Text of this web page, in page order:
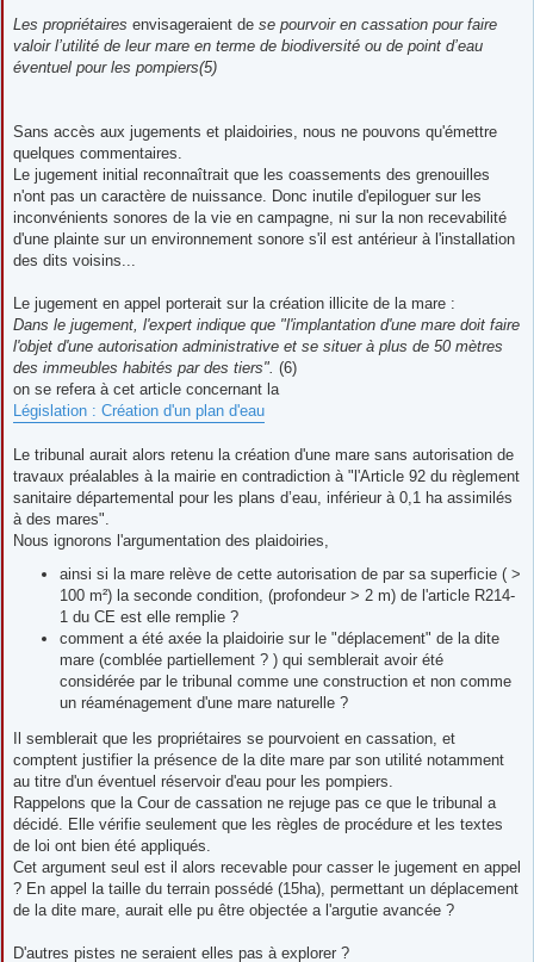
Les propriétaires envisageraient de se pourvoir en cassation pour faire
valoir l’utilité de leur mare en terme de biodiversité ou de point d’eau
éventuel pour les pompiers(5)
Sans accès aux jugements et plaidoiries, nous ne pouvons qu'émettre
quelques commentaires.
Le jugement initial reconnaîtrait que les coassements des grenouilles
n'ont pas un caractère de nuissance. Donc inutile d'epiloguer sur les
inconvénients sonores de la vie en campagne, ni sur la non recevabilité
d'une plainte sur un environnement sonore s'il est antérieur à l'installation
des dits voisins...
Le jugement en appel porterait sur la création illicite de la mare :
Dans le jugement, l'expert indique que "l'implantation d'une mare doit faire
l'objet d'une autorisation administrative et se situer à plus de 50 mètres
des immeubles habités par des tiers". (6)
on se refera à cet article concernant la
Législation : Création d'un plan d'eau
Le tribunal aurait alors retenu la création d'une mare sans autorisation de
travaux préalables à la mairie en contradiction à "l'Article 92 du règlement
sanitaire départemental pour les plans d’eau, inférieur à 0,1 ha assimilés
à des mares".
Nous ignorons l'argumentation des plaidoiries,
ainsi si la mare relève de cette autorisation de par sa superficie ( >
100 m²) la seconde condition, (profondeur > 2 m) de l'article R214-
1 du CE est elle remplie ?
comment a été axée la plaidoirie sur le "déplacement" de la dite
mare (comblée partiellement ? ) qui semblerait avoir été
considérée par le tribunal comme une construction et non comme
un réaménagement d'une mare naturelle ?
Il semblerait que les propriétaires se pourvoient en cassation, et
comptent justifier la présence de la dite mare par son utilité notamment
au titre d'un éventuel réservoir d'eau pour les pompiers.
Rappelons que la Cour de cassation ne rejuge pas ce que le tribunal a
décidé. Elle vérifie seulement que les règles de procédure et les textes
de loi ont bien été appliqués.
Cet argument seul est il alors recevable pour casser le jugement en appel
? En appel la taille du terrain possédé (15ha), permettant un déplacement
de la dite mare, aurait elle pu être objectée a l'argutie avancée ?
D'autres pistes ne seraient elles pas à explorer ?